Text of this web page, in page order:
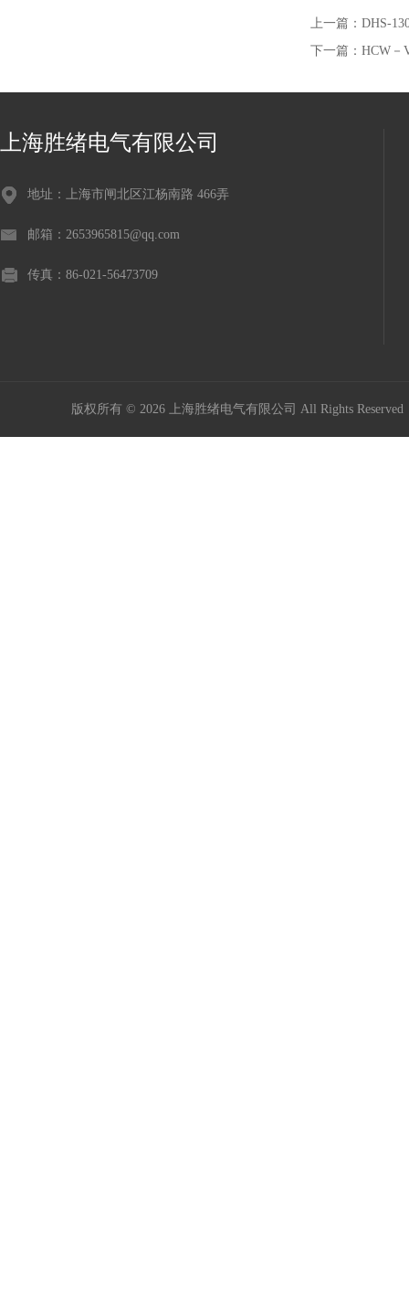
上一篇： DHS-
下一篇： HCW－
上海胜绪电气有限公司
地址：上海市闸北区江杨南路 466弄
邮箱：2653965815@qq.com
传真：86-021-56473709
版权所有 © 2026 上海胜绪电气有限公司 All Rights